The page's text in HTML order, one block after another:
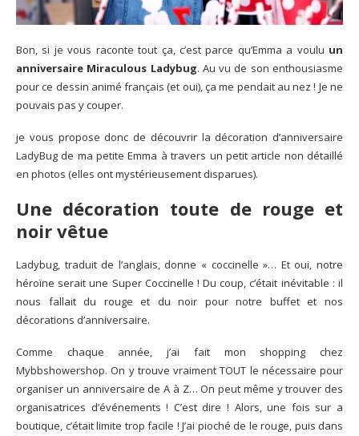
Bon, si je vous raconte tout ça, c’est parce qu’Emma a voulu un
anniversaire Miraculous Ladybug. Au vu de son enthousiasme
pour ce dessin animé français (et oui), ça me pendait au nez ! Je ne
pouvais pas y couper.
je vous propose donc de découvrir la décoration d’anniversaire
LadyBug de ma petite Emma à travers un petit article non détaillé
en photos (elles ont mystérieusement disparues).
Une décoration toute de rouge et
noir vêtue
Ladybug, traduit de l’anglais, donne « coccinelle »… Et oui, notre
héroïne serait une Super Coccinelle ! Du coup, c’était inévitable : il
nous fallait du rouge et du noir pour notre buffet et nos
décorations d’anniversaire.
Comme chaque année, j’ai fait mon shopping chez
Mybbshowershop. On y trouve vraiment TOUT le nécessaire pour
organiser un anniversaire de A à Z… On peut même y trouver des
organisatrices d’événements ! C’est dire ! Alors, une fois sur a
boutique, c’était limite trop facile ! J’ai pioché de le rouge, puis dans